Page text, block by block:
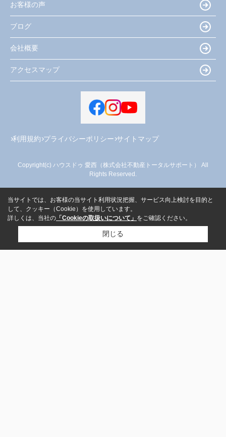
お客様の声
ブログ
会社概要
アクセスマップ
利用規約 プライバシーポリシー サイトマップ
Copyright(c) ハウスドゥ 愛西（株式会社不動産トータルサポート） All
Rights Reserved.
当サイトでは、お客様の当サイト利用状況把握、サービス向上検討を目的と
して、クッキー（Cookie）を使用しています。
詳しくは、当社の 「Cookieの取扱いについて」 をご確認ください。
閉じる